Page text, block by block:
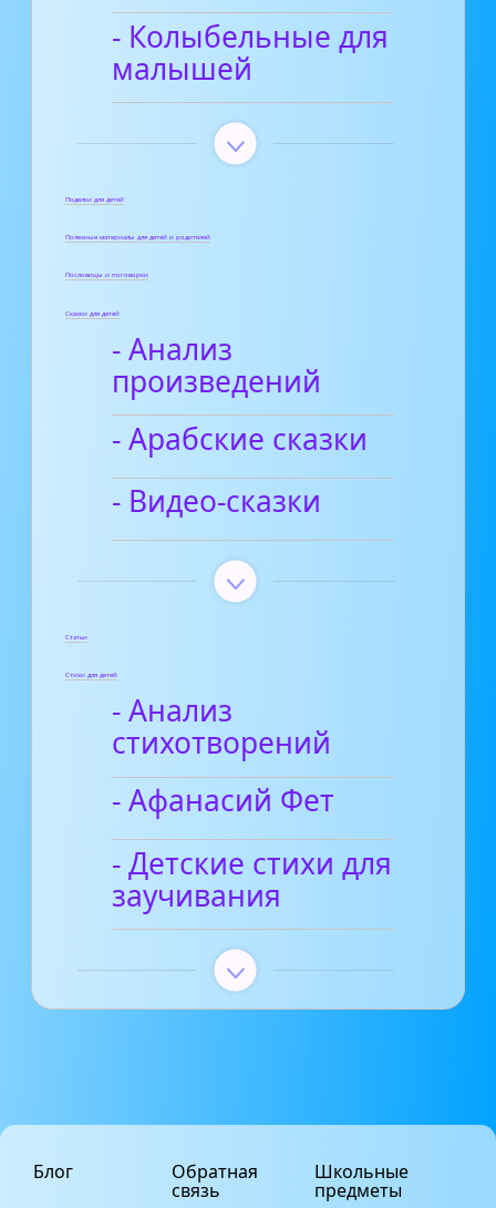
- Колыбельные для
малышей
Поделки для детей
Полезные материалы для детей и родителей
Пословицы и поговорки
Сказки для детей
- Анализ
произведений
- Арабские сказки
- Видео-сказки
Статьи
Стихи для детей
- Анализ
стихотворений
- Афанасий Фет
- Детские стихи для
заучивания
Блог Обратная
связь
Школьные
предметы